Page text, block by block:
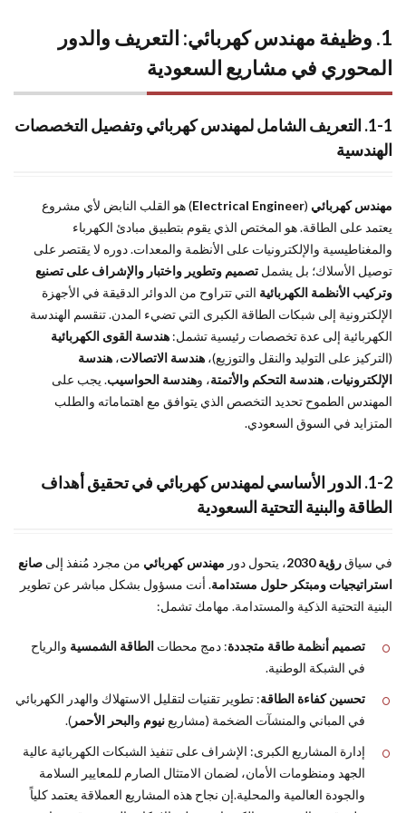
المملكة
العربية
السعودية
متطلبات
المهنة:
اللازم لـ
مهندس
كهربائي
محترف
5
4.
التخصصات
الأكثر طلبًا
والفرص
المستقبلية
لـ مهندس
كهربائي
6
5.
النجاح
أهم أسئلة
المقابلات
لـ
كهربائي
7
6.
الخلاصة:
مستقبل
ينتظر
مهندس
كهربائي
1. وظيفة مهندس كهربائي: التعريف والدور
المحوري في مشاريع السعودية
1-1. التعريف الشامل لمهندس كهربائي وتفصيل التخصصات
الهندسية
مهندس كهربائي (
Electrical Engineer) هو القلب النابض لأي مشروع
يعتمد على الطاقة. هو المختص الذي يقوم بتطبيق مبادئ الكهرباء
والمغناطيسية والإلكترونيات على الأنظمة والمعدات. دوره لا يقتصر على
توصيل الأسلاك؛ بل يشمل تصميم وتطوير واختبار والإشراف على تصنيع
وتركيب الأنظمة الكهربائية التي تتراوح من الدوائر الدقيقة في الأجهزة
الإلكترونية إلى شبكات الطاقة الكبرى التي تضيء المدن. تنقسم الهندسة
الكهربائية إلى عدة تخصصات رئيسية تشمل: هندسة القوى الكهربائية
(التركيز على التوليد والنقل والتوزيع)، هندسة الاتصالات، هندسة
الإلكترونيات، هندسة التحكم والأتمتة، وهندسة الحواسيب. يجب على
المهندس الطموح تحديد التخصص الذي يتوافق مع اهتماماته والطلب
المتزايد في السوق السعودي.
1-2. الدور الأساسي لمهندس كهربائي في تحقيق أهداف
الطاقة والبنية التحتية السعودية
في سياقرؤية 2030 ، يتحول دور مهندس كهربائي من مجرد مُنفذ إلى صانع
استراتيجيات ومبتكر حلول مستدامة. أنت مسؤول بشكل مباشر عن تطوير
البنية التحتية الذكية والمستدامة. مهامك تشمل:
تصميم أنظمة طاقة متجددة: دمج محطات الطاقة الشمسية والرياح
في الشبكة الوطنية.
تحسين كفاءة الطاقة: تطوير تقنيات لتقليل الاستهلاك والهدر الكهربائي
في المباني والمنشآت الضخمة (مشاريعنيوم و البحر الأحمر ).
إدارة المشاريع الكبرى: الإشراف على تنفيذ الشبكات الكهربائية عالية
الجهد ومنظومات الأمان، لضمان الامتثال الصارم للمعايير السلامة
والجودة العالمية والمحلية.إن نجاح هذه المشاريع العملاقة يعتمد كلياً